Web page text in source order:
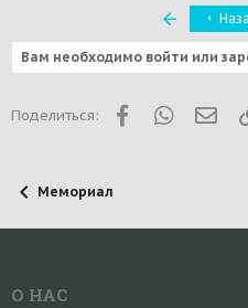
Первый
Вам необходимо войти или
Поделиться: FacebookWhatsApp
Мемориал
О НАС